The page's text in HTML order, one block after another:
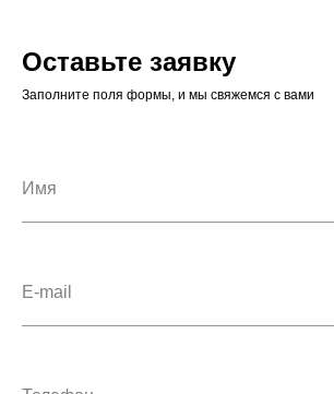
Оставьте заявку
Заполните поля формы, и мы свяжемся с вами